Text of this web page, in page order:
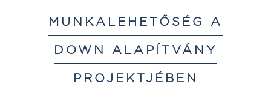
MUNKALEHETŐSÉG A
DOWN ALAPÍTVÁNY
PROJEKTJÉBEN